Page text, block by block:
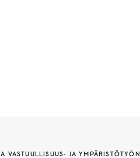
VASTUULLISUUS- JA YMPÄRISTÖTYÖN